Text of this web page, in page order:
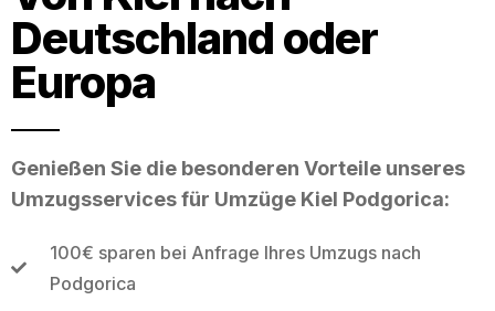
Deutschland oder
Europa
Genießen Sie die besonderen Vorteile unseres
Umzugsservices für Umzüge Kiel Podgorica:
100€ sparen bei Anfrage Ihres Umzugs nach
Podgorica